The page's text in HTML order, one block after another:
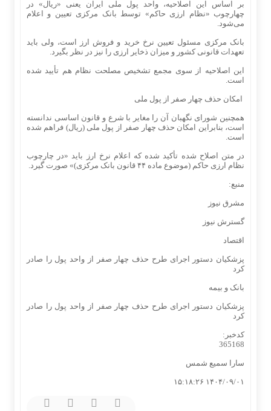
بر اساس این اصلاحیه، واحد پول ملی ایران یعنی «ریال» در
چهارچوب «نظام ارزی حاکم» توسط بانک مرکزی تعیین و اعلام
می‌شود.
بانک مرکزی مسئول تعیین نرخ خرید و فروش ارز است، ولی باید
تعهدات قانونی کشور و میزان ذخایر ارزی را نیز در نظر بگیرد.
این اصلاحیه از سوی مجمع تشخیص مصلحت نظام هم تأیید شده
است.
امکان حذف چهار صفر از پول ملی
همچنین شورای نگهبان آن را مغایر با شرع و قانون اساسی ندانسته
است، بنابراین امکان حذف چهار صفر از پول ملی (ریال) فراهم شده
است.
در متن اصلاح شده تأکید شده که اعلام نرخ ارز باید «در چارچوب
نظام ارزی حاکم (موضوع ماده ۴۴ قانون بانک مرکزی)» صورت گیرد.
منبع:
مشرق نیوز
گسترش نیوز
اقتصاد
پزشکیان دستور اجرای طرح حذف چهار صفر از واحد پول را صادر
کرد
بانک و بیمه
پزشکیان دستور اجرای طرح حذف چهار صفر از واحد پول را صادر
کرد
کدخبر:
365168
سارا سمیع شمس
۱۴۰۴/۰۹/۰۱ ۱۵:۱۸:۲۶